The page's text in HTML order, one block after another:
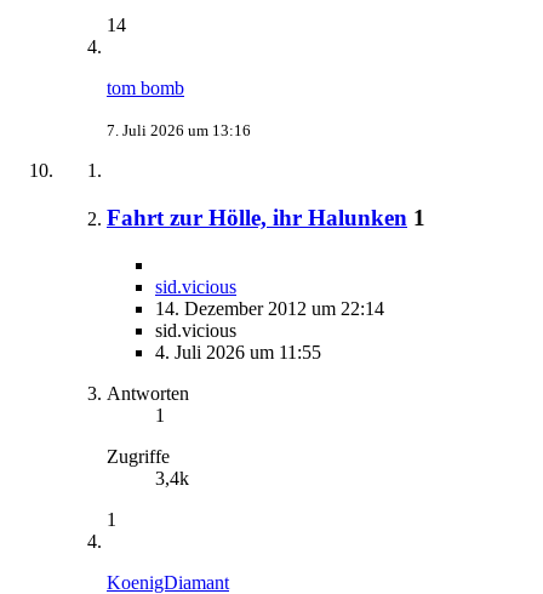
14
tom bomb
7. Juli 2026 um 13:16
Fahrt zur Hölle, ihr Halunken 1
sid.vicious
14. Dezember 2012 um 22:14
sid.vicious
4. Juli 2026 um 11:55
Antworten
1
Zugriffe
3,4k
1
KoenigDiamant